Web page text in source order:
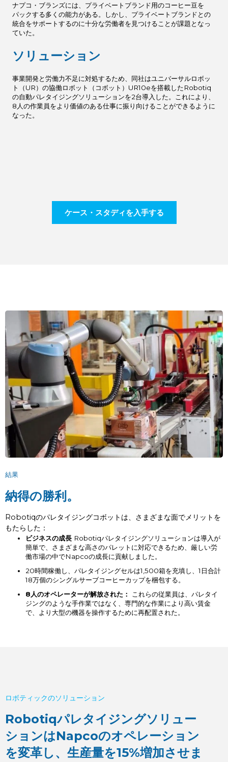
ナプコ・ブランズには、プライベートブランド用のコーヒー豆を
パックする多くの能力がある。しかし、プライベートブランドとの
統合をサポートするのに十分な労働者を見つけることが課題となっ
ていた。
ソリューション
事業開発と労働力不足に対処するため、同社はユニバーサルロボッ
ト（UR）の協働ロボット（コボット）UR10eを搭載したRobotiq
の自動パレタイジングソリューションを2台導入した。これにより、
8人の作業員をより価値のある仕事に振り向けることができるように
なった。
ケース・スタディを入手する
結果
納得の勝利。
Robotiqのパレタイジングコボットは、さまざまな面でメリットを
もたらした：
ビジネスの成長 Robotiqパレタイジングソリューションは導入が
簡単で、さまざまな高さのパレットに対応できるため、厳しい労
働市場の中でNapcoの成長に貢献しました。
20時間稼働し、パレタイジングセルは1,500箱を充填し、1日合計
18万個のシングルサーブコーヒーカップを梱包する。
8人のオペレーターが解放された：
これらの従業員は、パレタイ
ジングのような手作業ではなく、専門的な作業により高い賃金
で、より大型の機器を操作するために再配置された。
ロボティックのソリューション
Robotiqパレタイジングソリュー
ションはNapcoのオペレーション
を変革し、生産量を15%増加させま